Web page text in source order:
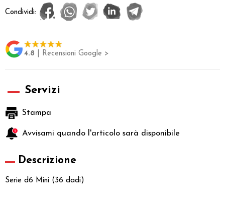
Condividi:
4.8 | Recensioni Google >
Servizi
Stampa
Avvisami quando l'articolo sarà disponibile
Descrizione
Serie d6 Mini (36 dadi)